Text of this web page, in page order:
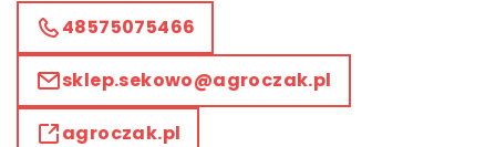
48575075466
sklep.sekowo@agroczak.pl
agroczak.pl